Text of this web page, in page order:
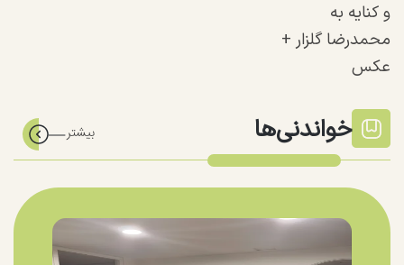
و کنایه به
محمدرضا گلزار +
عکس
خواندنی‌ها